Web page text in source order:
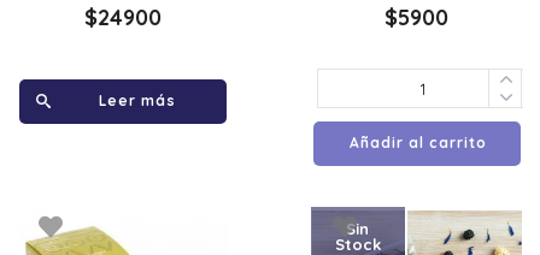
$24900
Leer más
$5900
Añadir al carrito
Sin
Stock